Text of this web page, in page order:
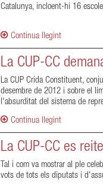
Catalunya, incloent-hi 16
Continua llegint
La CUP-CC
La CUP Crida Constituent,
desembre de 2012 i sobre el
l'absurditat del sistema de
Continua llegint
La CUP-CC es
Tal i com va mostrar al ple
vots de tots els diputats i